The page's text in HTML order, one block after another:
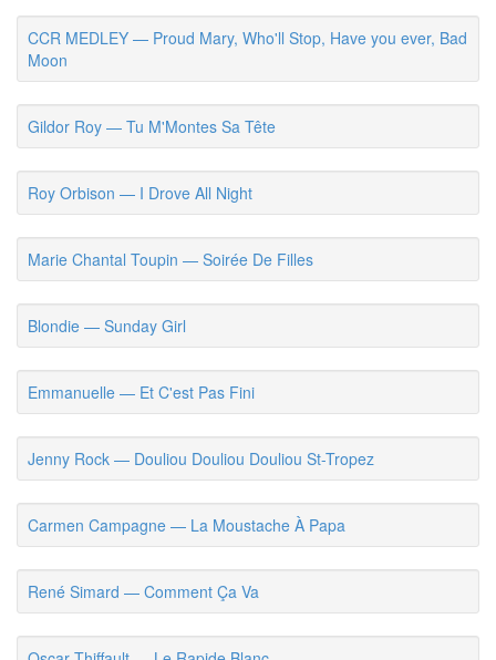
CCR MEDLEY — Proud Mary, Who'll Stop, Have you ever, Bad
Moon
Gildor Roy — Tu M'Montes Sa Tête
Roy Orbison — I Drove All Night
Marie Chantal Toupin — Soirée De Filles
Blondie — Sunday Girl
Emmanuelle — Et C'est Pas Fini
Jenny Rock — Douliou Douliou Douliou St-Tropez
Carmen Campagne — La Moustache À Papa
René Simard — Comment Ça Va